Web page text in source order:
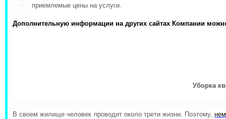
·
приемлемые цены на услуги.
Дополнительную информации на других сайтах Компании
Уборка
В своем жилище человек проводит около трети жизни. Поэтому,